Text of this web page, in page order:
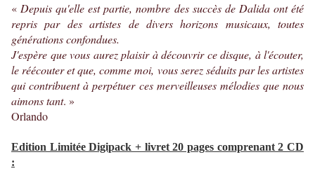
« Depuis qu'elle est partie, nombre des succès de Dalida ont été
repris par des artistes de divers horizons musicaux, toutes
générations confondues.
J'espère que vous aurez plaisir à découvrir ce disque, à l'écouter,
le réécouter et que, comme moi, vous serez séduits par les artistes
qui contribuent à perpétuer ces merveilleuses mélodies que nous
aimons tant. »
Orlando
Edition Limitée Digipack + livret 20 pages comprenant 2 CD
: